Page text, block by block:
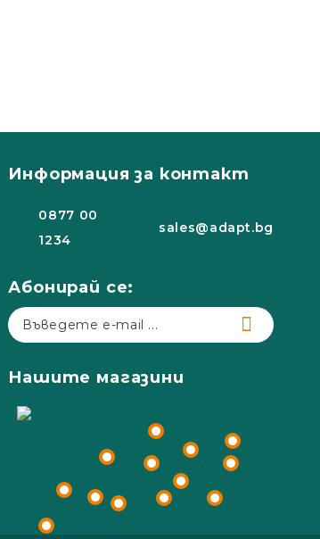
Информация за контакт
0877 00
1234
sales@adapt.bg
Абонирай се:
Нашите магазини